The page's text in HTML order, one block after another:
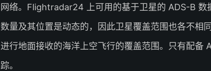
网络。Flightradar24 上可用的基于卫星的 ADS-B 数
数量及其位置是动态的，因此卫星覆盖范围也各不相
进行地面接收的海洋上空飞行的覆盖范围。只有配备
踪。